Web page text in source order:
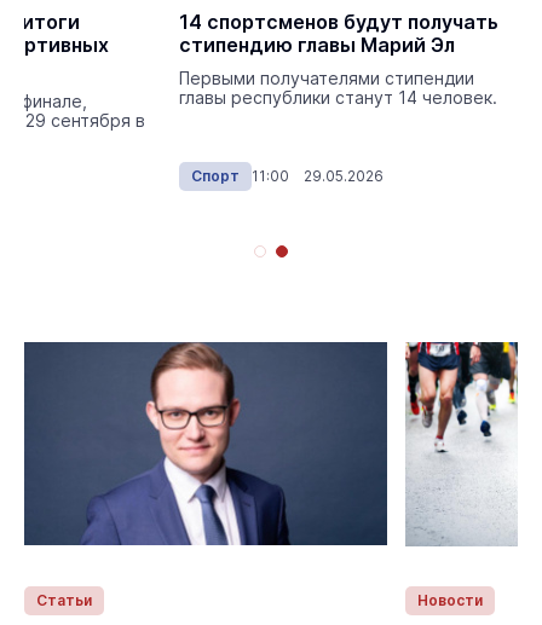
итоги
финале,
29 сентября в
14 спортсменов будут получать
стипендию главы Марий Эл
Первыми получателями стипендии
главы республики станут 14 человек.
Спорт 11:00 29.05.2026
Статьи Новости